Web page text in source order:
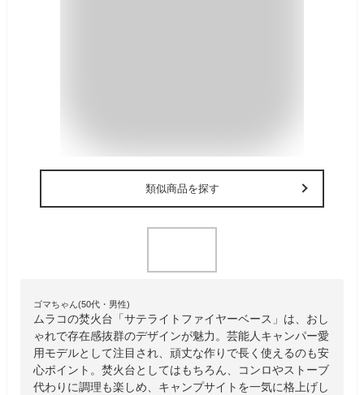
類似商品を探す
ゴマちゃん(50代・男性)
ムラコの焚火台「サテライトファイヤーベース」は、おし
ゃれで存在感抜群のデザインが魅力。芸能人キャンパー愛
用モデルとして注目され、頑丈な作りで長く使えるのも安
心ポイント。焚火台としてはもちろん、コンロやストーブ
代わりに調理も楽しめ、キャンプサイトを一気に格上げし